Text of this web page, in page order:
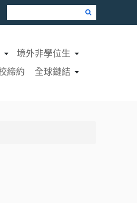
境外非學位生
締約 全球鏈結